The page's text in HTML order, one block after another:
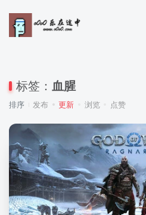
标签： 血腥
排序 发布 更新 浏览 点赞